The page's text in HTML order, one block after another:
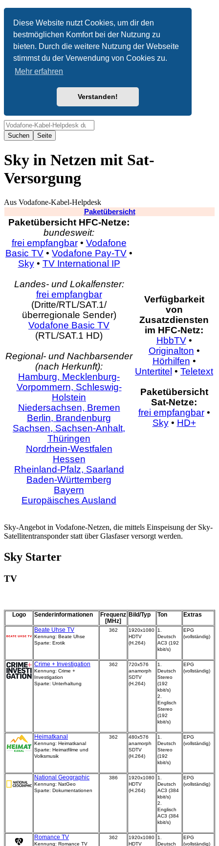
Diese Website nutzt Cookies, um dir den
bestmöglichen Komfort bei der Nutzung zu
bieten. Durch die weitere Nutzung der Webseite
stimmst du der Verwendung von Cookies zu.
Mehr erfahren
Verstanden!
Nicht angemeldet
Anmelden
Sky in Netzen mit Sat-
Versorgung
Aus Vodafone-Kabel-Helpdesk
Paketübersicht
Paketübersicht HFC-Netze:
bundesweit:
frei empfangbar• Vodafone
Basic TV • Vodafone Pay-TV •
Sky• TV International IP
Landes- und Lokalfenster:
frei empfangbar
(Dritte/RTL/SAT.1/
überregionale Sender)
Vodafone Basic TV
(RTL/SAT.1 HD)
Regional- und Nachbarsender
(nach Herkunft):
Hamburg, Mecklenburg-
Vorpommern, Schleswig-
Holstein
Niedersachsen, Bremen
Berlin, Brandenburg
Sachsen, Sachsen-Anhalt,
Thüringen
Nordrhein-Westfalen
Hessen
Rheinland-Pfalz, Saarland
Baden-Württemberg
Bayern
Europäisches Ausland
Verfügbarkeit
von
Zusatzdiensten
im HFC-Netz:
HbbTV•
Originalton •
Hörhilfen •
Untertitel • Teletext
Paketübersicht
Sat-Netze:
frei empfangbar•
Sky• HD+
Sky-Angebot in Vodafone-Netzen, die mittels Einspeisung der Sky-
Satellitentransponder statt über Glasfaser versorgt werden.
Sky Starter
TV
Logo Senderinformationen
Frequenz
[MHz]
Bild/Typ Ton Extras
Beate Uhse TV
Kennung: Beate Uhse
Sparte: Erotik
362
1920x1080
HDTV
(H.264)
1.
Deutsch
AC3 (192
kbit/s)
EPG
(vollständig)
Crime + Investigation
Kennung: Crime +
Investigation
Sparte: Unterhaltung
362
720x576
anamorph
SDTV
(H.264)
1.
Deutsch
Stereo
(192
kbit/s)
2.
Englisch
Stereo
(192
kbit/s)
EPG
(vollständig)
Heimatkanal
Kennung: Heimatkanal
Sparte: Heimatfilme und
Volksmusik
362
480x576
anamorph
SDTV
(H.264)
1.
Deutsch
Stereo
(192
kbit/s)
EPG
(vollständig)
National Geographic
Kennung: NatGeo
Sparte: Dokumentationen
386
1920x1080
HDTV
(H.264)
1.
Deutsch
AC3 (384
kbit/s)
2.
Englisch
AC3 (384
kbit/s)
EPG
(vollständig)
Romance TV
Kennung: Romance TV
362
1920x1080
HDTV
1.
Deutsch
EPG
(vollständig)